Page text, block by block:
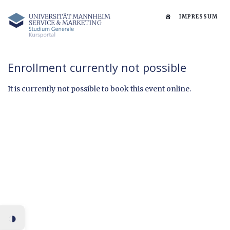
STARTSEITE
IMPRESSUM
◑
Enrollment currently not possible
It is currently not possible to book this event online.